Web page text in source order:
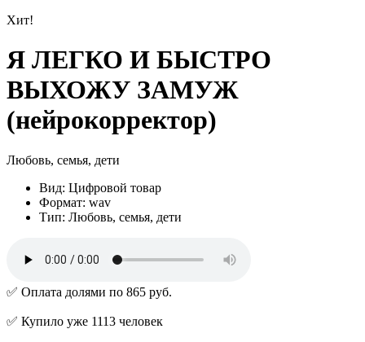
Хит!
Я ЛЕГКО И БЫСТРО
ВЫХОЖУ ЗАМУЖ
(нейрокорректор)
Любовь, семья, дети
Вид: Цифровой товар
Формат: wav
Тип: Любовь, семья, дети
✅ Оплата долями по 865 руб.
✅ Купило уже 1113 человек